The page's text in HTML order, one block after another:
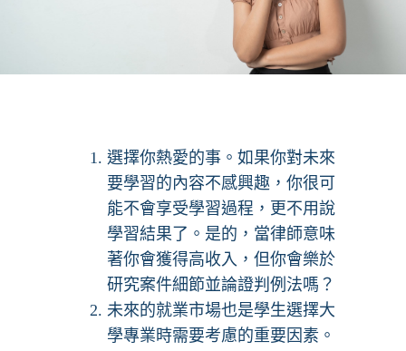
選擇你熱愛的事。如果你對未來
要學習的內容不感興趣，你很可
能不會享受學習過程，更不用說
學習結果了。是的，當律師意味
著你會獲得高收入，但你會樂於
研究案件細節並論證判例法嗎？
未來的就業市場也是學生選擇大
學專業時需要考慮的重要因素。